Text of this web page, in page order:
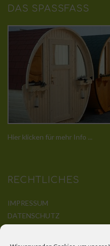
DAS SPASSFASS
Hier klicken für mehr Info ...
RECHTLICHES
IMPRESSUM
DATENSCHUTZ